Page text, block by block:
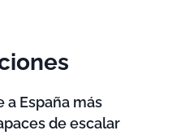
a España más
de escalar